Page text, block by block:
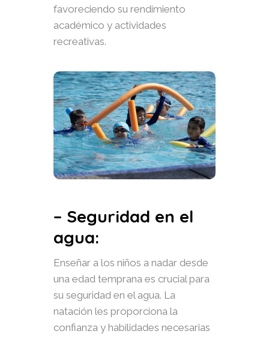
favoreciendo su rendimiento
académico y actividades
recreativas.
– Seguridad en el
agua:
Enseñar a los niños a nadar desde
una edad temprana es crucial para
su seguridad en el agua. La
natación les proporciona la
confianza y habilidades necesarias